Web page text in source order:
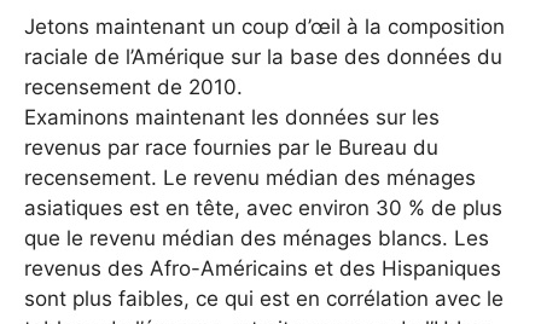
Jetons maintenant un coup d’œil à la composition
raciale de l’Amérique sur la base des données du
recensement de 2010.
Examinons maintenant les données sur les
revenus par race fournies par le Bureau du
recensement. Le revenu médian des ménages
asiatiques est en tête, avec environ 30 % de plus
que le revenu médian des ménages blancs. Les
revenus des Afro-Américains et des Hispaniques
sont plus faibles, ce qui est en corrélation avec le